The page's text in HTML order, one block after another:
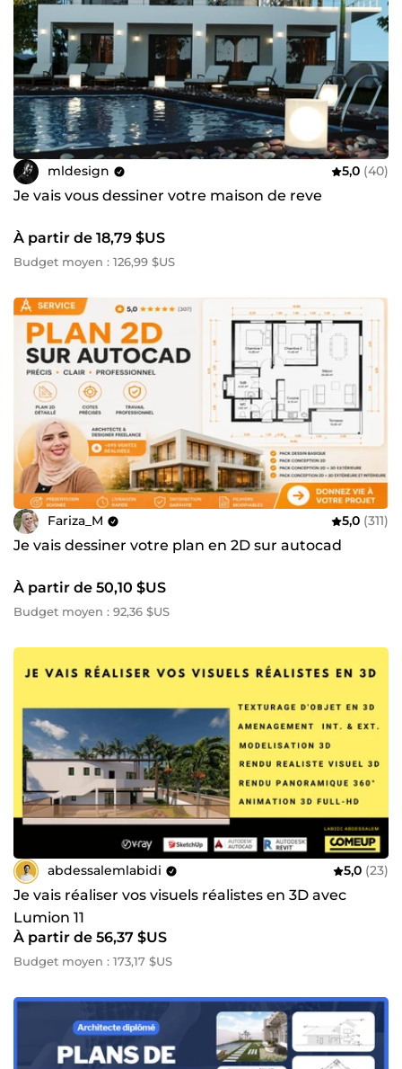
mldesign 5,0 (40)
Je vais vous dessiner votre maison de reve
À partir de 18,79 $US
Budget moyen : 126,99 $US
Fariza_M 5,0 (311)
Je vais dessiner votre plan en 2D sur autocad
À partir de 50,10 $US
Budget moyen : 92,36 $US
abdessalemlabidi 5,0 (23)
Je vais réaliser vos visuels réalistes en 3D avec
Lumion 11
À partir de 56,37 $US
Budget moyen : 173,17 $US